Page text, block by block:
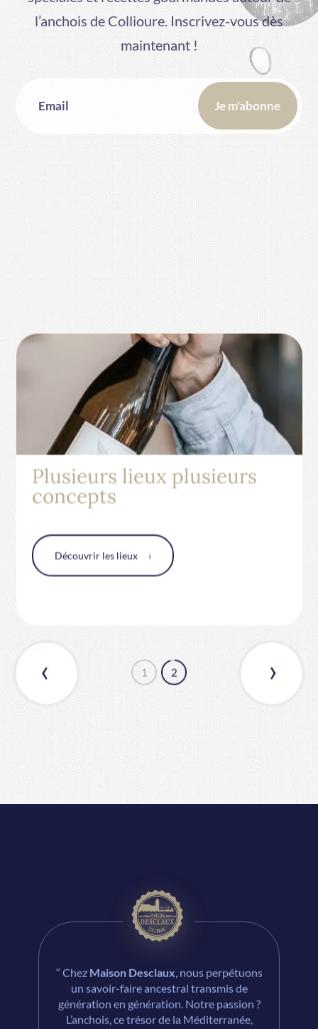
4
5
6
7
8
9
0
1
2
2
3
4
5
6
7
8
9
3
4
5
6
7
8
9
0
1
6
8
9
0
1
2
3
4
l’anchois de Collioure. Inscrivez-vous dès
maintenant !
Une histoire de famille
Découvrir l'histoire
1 2
‘‘ Chez Maison Desclaux , nous perpétuons
un savoir-faire ancestral transmis de
génération en génération. Notre passion ?
L’anchois, ce trésor de la Méditerranée,